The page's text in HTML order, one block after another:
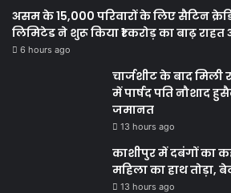
असम के 15,000 परिवारों के लिए सैटिन
लिमिटेड ने शुरू किया ₹1 करोड़ का बाढ़ राहत
6 hours ago
चार्जशीट के बाद
में पार्षद पति नौशाद
जमानत
13 hours ago
काशीपुर में दबंगों का
महिला का हाथ तोड़ा,
13 hours ago